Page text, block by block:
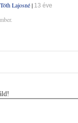
Tóth Lajosné| 13 éve